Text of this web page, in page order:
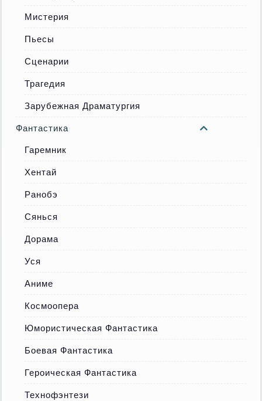
Мистерия
Пьесы
Сценарии
Трагедия
Зарубежная Драматургия
Фантастика
Гаремник
Хентай
Ранобэ
Сянься
Дорама
Уся
Аниме
Космоопера
Юмористическая Фантастика
Боевая Фантастика
Героическая Фантастика
Технофэнтези